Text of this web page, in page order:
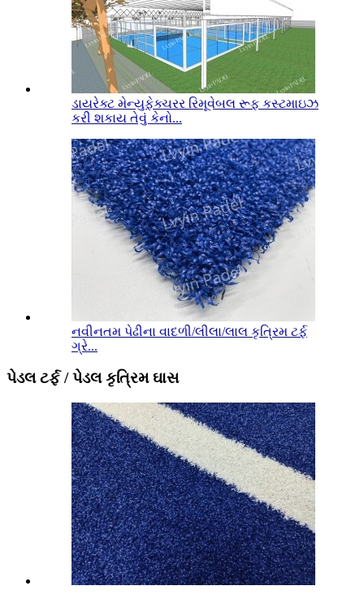
ડાયરેક્ટ મેન્યુફેક્ચરર રિમૂવેબલ રૂફ કસ્ટમાઇઝ
કરી શકાય તેવું કેનો...
નવીનતમ પેઢીના વાદળી/લીલા/લાલ કૃત્રિમ ટર્ફ
ગ્રે...
પેડલ ટર્ફ / પેડલ કૃત્રિમ ઘાસ